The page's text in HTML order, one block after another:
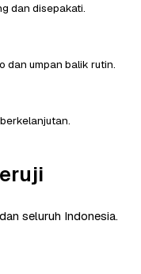
dan disepakati.
dan umpan balik rutin.
seluruh Indonesia.